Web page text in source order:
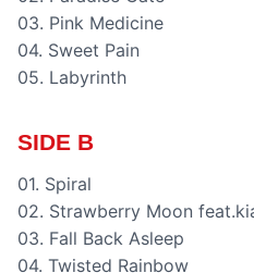
03. Pink Medicine
04. Sweet Pain
05. Labyrinth
SIDE B
01. Spiral
02. Strawberry Moon
03. Fall Back Asleep
04. Twisted Rainbow